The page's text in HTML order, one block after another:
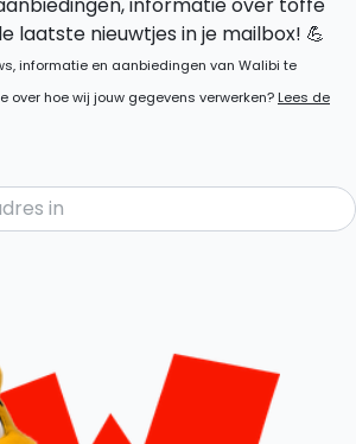
laatste nieuwtjes in je mailbox! 💪
informatie en aanbiedingen van Walibi te
over hoe wij jouw gegevens verwerken?Lees de